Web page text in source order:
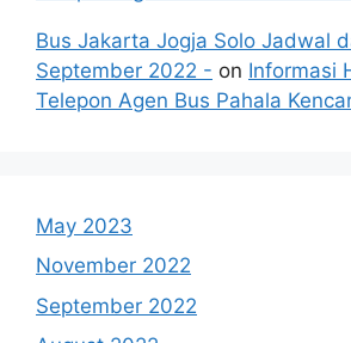
Bus Jakarta Jogja Solo Jadwal
September 2022 - on Informasi
Telepon Agen Bus Pahala
May 2023
November 2022
September 2022